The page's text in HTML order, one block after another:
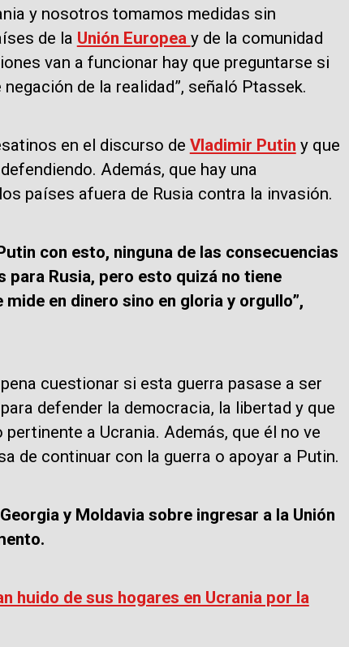
y nosotros tomamos medidas sin
de la Unión Europea y de la comunidad
van a funcionar hay que preguntarse si
de la realidad”, señaló Ptassek.
en el discurso de Vladimir Putin y que
Además, que hay una
países afuera de Rusia contra la invasión.
con esto, ninguna de las consecuencias
para Rusia, pero esto quizá no tiene
en dinero sino en gloria y orgullo”,
cuestionar si esta guerra pasase a ser
defender la democracia, la libertad y que
a Ucrania. Además, que él no ve
de continuar con la guerra o apoyar a Putin.
y Moldavia sobre ingresar a la Unión
huido de sus hogares en Ucrania por la